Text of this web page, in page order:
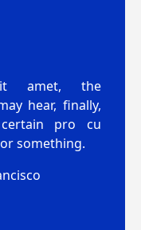
amet, the
hear, finally,
pro cu
something.